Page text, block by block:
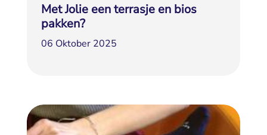
Met Jolie een terrasje en bios
pakken?
06 Oktober 2025